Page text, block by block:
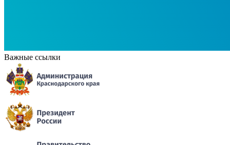
Важные ссылки